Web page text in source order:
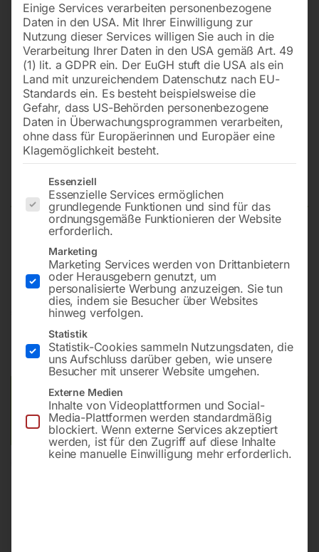
Profi WIG-AC-DC-
Schweißinverter ‘PFC’ WIN TIG
‘AC-DC’ 180 M – Plug & Play-SET
Stahlflasche (gefüllt) und Zubehör
3.540,00
inkl. MwSt. Kostenloser Versand
Lieferzeit:Versandbereit in KW 02/2027
Versandkosten Standard (Österreich):
Bitte beachten Sie: Die Versandkosten gelten für Österreich.
Andere Länder können abweichen.
In den Warenkorb
Einige Services verarbeiten personenbezogene
Daten in den USA. Mit Ihrer Einwilligung zur
Nutzung dieser Services willigen Sie auch in die
Verarbeitung Ihrer Daten in den USA gemäß Art. 49
(1) lit. a GDPR ein. Der EuGH stuft die USA als ein
Land mit unzureichendem Datenschutz nach EU-
Standards ein. Es besteht beispielsweise die
Gefahr, dass US-Behörden personenbezogene
Daten in Überwachungsprogrammen verarbeiten,
ohne dass für Europäerinnen und Europäer eine
Klagemöglichkeit besteht.
Es folgt eine Liste der Service-Gruppen, für die eine
Essenziell
Essenzielle Services ermöglichen
grundlegende Funktionen und sind für das
ordnungsgemäße Funktionieren der Website
erforderlich.
Marketing
Marketing Services werden von Drittanbietern
oder Herausgebern genutzt, um
personalisierte Werbung anzuzeigen. Sie tun
dies, indem sie Besucher über Websites
hinweg verfolgen.
Statistik
Statistik-Cookies sammeln Nutzungsdaten, die
uns Aufschluss darüber geben, wie unsere
Besucher mit unserer Website umgehen.
Externe Medien
Inhalte von Videoplattformen und Social-
Media-Plattformen werden standardmäßig
blockiert. Wenn externe Services akzeptiert
werden, ist für den Zugriff auf diese Inhalte
keine manuelle Einwilligung mehr erforderlich.